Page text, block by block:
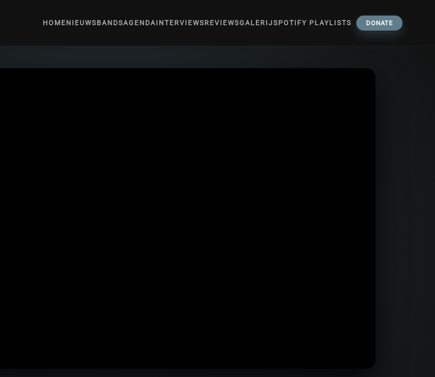
HOMENIEUWSBANDSAGENDAINTERVIEWSREVIEWSGALERIJSPOTIFY PLAYLISTS DONATE